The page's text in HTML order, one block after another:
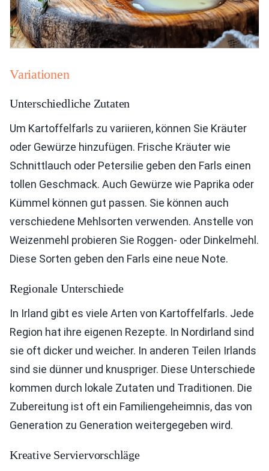
Variationen
Unterschiedliche Zutaten
Um Kartoffelfarls zu variieren, können Sie Kräuter
oder Gewürze hinzufügen. Frische Kräuter wie
Schnittlauch oder Petersilie geben den Farls einen
tollen Geschmack. Auch Gewürze wie Paprika oder
Kümmel können gut passen. Sie können auch
verschiedene Mehlsorten verwenden. Anstelle von
Weizenmehl probieren Sie Roggen- oder Dinkelmehl.
Diese Sorten geben den Farls eine neue Note.
Regionale Unterschiede
In Irland gibt es viele Arten von Kartoffelfarls. Jede
Region hat ihre eigenen Rezepte. In Nordirland sind
sie oft dicker und weicher. In anderen Teilen Irlands
sind sie dünner und knuspriger. Diese Unterschiede
kommen durch lokale Zutaten und Traditionen. Die
Zubereitung ist oft ein Familiengeheimnis, das von
Generation zu Generation weitergegeben wird.
Kreative Serviervorschläge